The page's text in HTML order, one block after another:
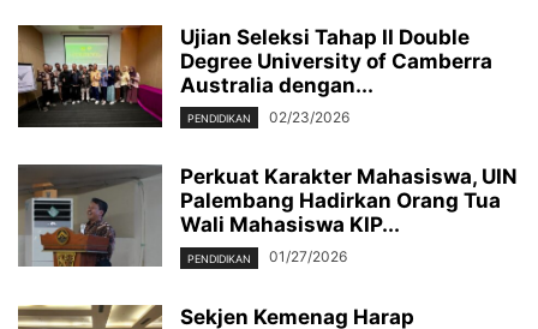
Ujian Seleksi Tahap II Double
Degree University of Camberra
Australia dengan...
PENDIDIKAN 02/23/2026
Perkuat Karakter Mahasiswa, UIN
Palembang Hadirkan Orang Tua
Wali Mahasiswa KIP...
PENDIDIKAN 01/27/2026
Sekjen Kemenag Harap